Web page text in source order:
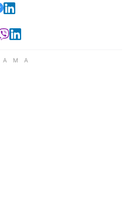
Telegram
у Facebook
у Xу Viber
у Whatsapp
відправити у Messenger
відправити у LinkedIn
Telegram
у Facebook
у X у Google news
Читайте у Viber
Читайте у LinkedIn